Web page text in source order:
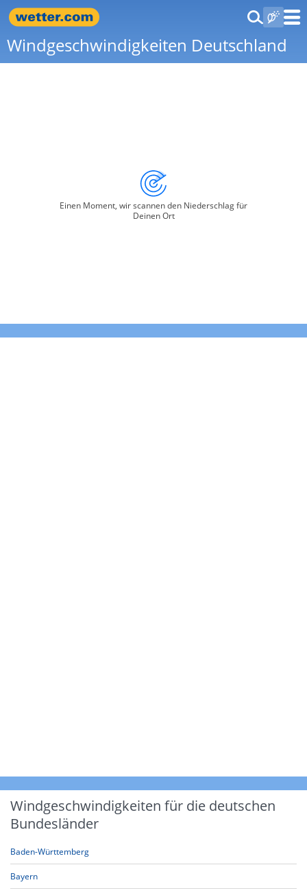
Windgeschwindigkeiten Deutschland
Einen Moment, wir scannen den Niederschlag für
Deinen Ort
Windgeschwindigkeiten für die deutschen
Bundesländer
Baden-Württemberg
Bayern